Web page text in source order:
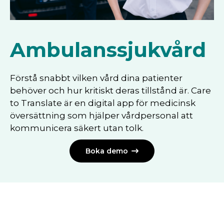
Ambulanssjukvård
Förstå snabbt vilken vård dina patienter
behöver och hur kritiskt deras tillstånd är. Care
to Translate är en digital app för medicinsk
översättning som hjälper vårdpersonal att
kommunicera säkert utan tolk.
Boka demo 